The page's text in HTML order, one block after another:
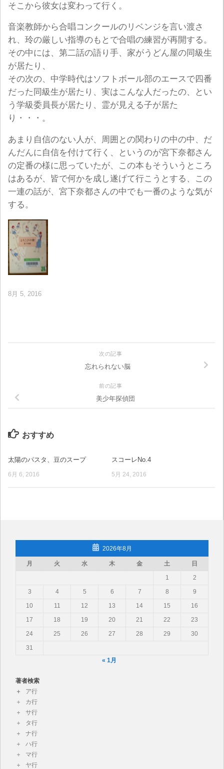
そこから彼女は変わって行く。
音楽教師から合唱コンクールのリベンジを言い渡さ
れ、玲の厳しい指導のもとで合唱の練習が再開する。
その中には、第二話の語り手、家がうどん屋の同級生
が居たり、
その次の、中学時代はソフトボール部のエースで四番
だった同級生が居たり、実はこんな人だったの、とい
う学級委員長が居たり、霊が見える子が居た
り・・・。
あまり自信のない人が、周囲との関わりの中の中、だ
んだんに自信を付けて行く、というのが宮下奈都さん
の定番の様に思っていたが、この本もそういうところ
はあるが、皆で何かを成し遂げて行こうとする、この
一連の話が、宮下奈都さんの中でも一番のような気が
する。
8月 5, 2016
次の記事
忘れられない脳
前の記事
美少年探偵団
おすすめ
太陽のパスタ、豆のスープ
6月 6, 2016
スコーレNo.4
5月 24, 2016
2026年8月
月 火 水 木 金 土
日
1
2
3
4 5 6 7 8
9
10
11 12 13 14 15
16
17
18 19 20 21 22
23
24
25 26 27 28 29
30
31
« 1月
著者検索
ア行
カ行
サ行
タ行
ナ行
ハ行
マ行
ヤ行